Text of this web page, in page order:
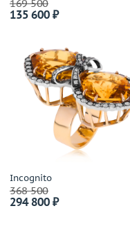
Argos
Asprey London
Atasay
Audemars Piguet
Avakian
Balocchi Preziosi
Baraka
Baume&Mercier
Belle Bague (GIM)
Bellini
Материал
Цвет
Выбрано: всё
Размер (только для
всё
Теги
169 500
135 600 ₽
Incognito
368 500
294 800 ₽